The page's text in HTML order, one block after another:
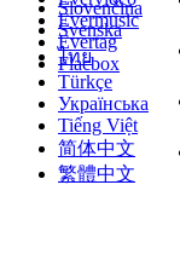
Slovenčina
Svenska
ไทย
Türkçe
Українська
Tiếng Việt
简体中文
繁體中文
Evermusic
Evertag
Flacbox